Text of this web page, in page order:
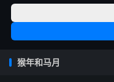
猴年和马月